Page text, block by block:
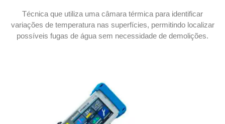
Técnica que utiliza uma câmara térmica para identificar
variações de temperatura nas superfícies, permitindo localizar
possíveis fugas de água sem necessidade de demolições.